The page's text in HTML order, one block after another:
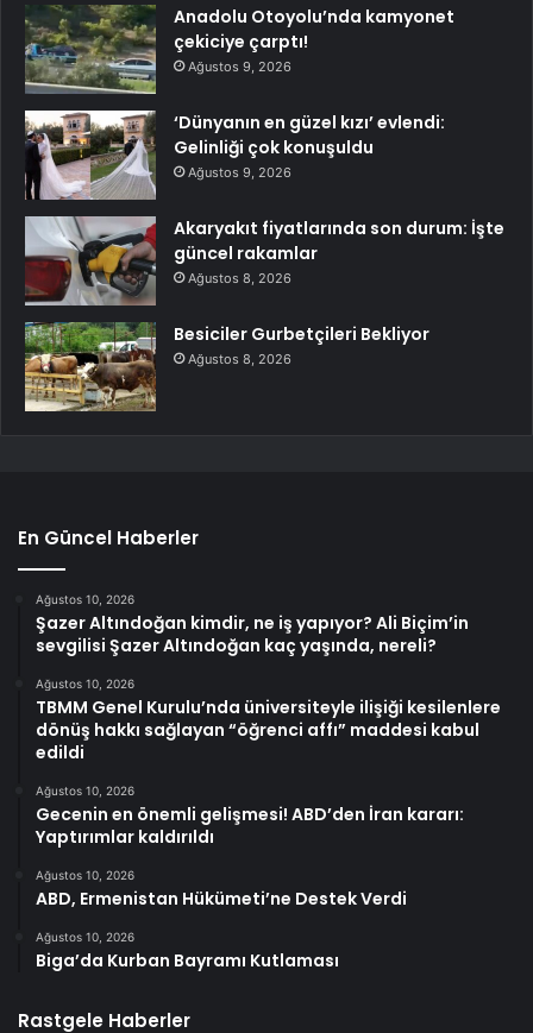
Anadolu Otoyolu’nda kamyonet
çekiciye çarptı!
Ağustos 9, 2026
‘Dünyanın en güzel kızı’ evlendi:
Gelinliği çok konuşuldu
Ağustos 9, 2026
Akaryakıt fiyatlarında son durum: İşte
güncel rakamlar
Ağustos 8, 2026
Besiciler Gurbetçileri Bekliyor
Ağustos 8, 2026
En Güncel Haberler
Ağustos 10, 2026
Şazer Altındoğan kimdir, ne iş yapıyor? Ali Biçim’in
sevgilisi Şazer Altındoğan kaç yaşında, nereli?
Ağustos 10, 2026
TBMM Genel Kurulu’nda üniversiteyle ilişiği kesilenlere
dönüş hakkı sağlayan “öğrenci affı” maddesi kabul
edildi
Ağustos 10, 2026
Gecenin en önemli gelişmesi! ABD’den İran kararı:
Yaptırımlar kaldırıldı
Ağustos 10, 2026
ABD, Ermenistan Hükümeti’ne Destek Verdi
Ağustos 10, 2026
Biga’da Kurban Bayramı Kutlaması
Rastgele Haberler